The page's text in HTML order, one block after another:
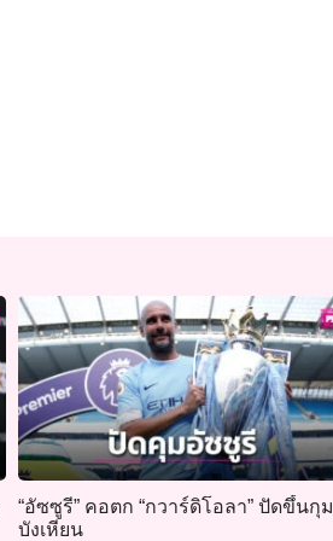
“อัซซูรี” คอตก “กวาร์ดิโอลา” ปัดขึ้นกุม
บังเหียน